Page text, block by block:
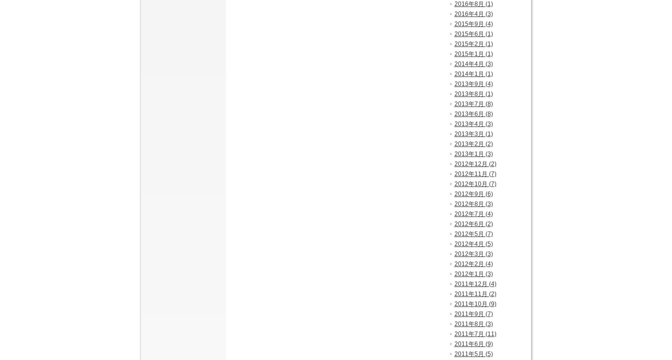
2016年8月 (1)
2016年4月 (3)
2015年9月 (4)
2015年6月 (1)
2015年2月 (1)
2015年1月 (1)
2014年4月 (3)
2014年1月 (1)
2013年9月 (4)
2013年8月 (1)
2013年7月 (8)
2013年6月 (8)
2013年4月 (3)
2013年3月 (1)
2013年2月 (2)
2013年1月 (3)
2012年12月 (2)
2012年11月 (7)
2012年10月 (7)
2012年9月 (6)
2012年8月 (3)
2012年7月 (4)
2012年6月 (2)
2012年5月 (7)
2012年4月 (5)
2012年3月 (3)
2012年2月 (4)
2012年1月 (3)
2011年12月 (4)
2011年11月 (2)
2011年10月 (9)
2011年9月 (7)
2011年8月 (3)
2011年7月 (11)
2011年6月 (9)
2011年5月 (5)